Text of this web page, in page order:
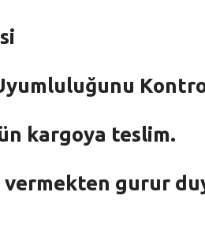
kargoya teslim.
gurur